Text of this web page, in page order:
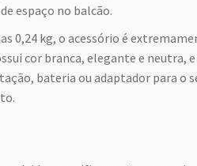
espaço no balcão.
0,24 kg, o acessório é
cor branca, elegante e neutra,
bateria ou adaptador para o